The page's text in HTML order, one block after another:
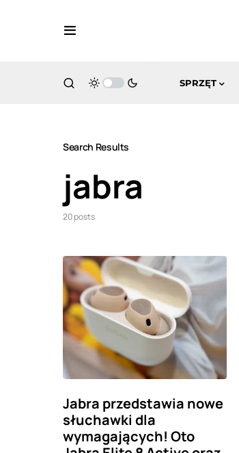
SPRZĘT
Search Results
jabra
20 posts
Jabra przedstawia nowe
słuchawki dla
wymagających! Oto